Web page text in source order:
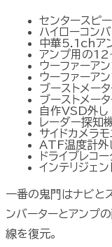
センタースピ
ハイローコン
中華5.1chア
アンプ用の
ウーファーア
ウーファーア
ブーストメー
ブーストメー
自作VSD外し
レーダー探知
サイドカメラ
ATF温度計外
ドライブレコ
インテリジェ
一番の鬼門はナビと
ンバーターとアンプ
線を復元。